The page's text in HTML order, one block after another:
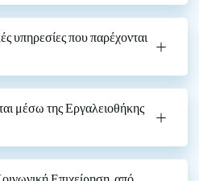
υπηρεσίες που παρέχονται
μέσω της Εργαλειοθήκης